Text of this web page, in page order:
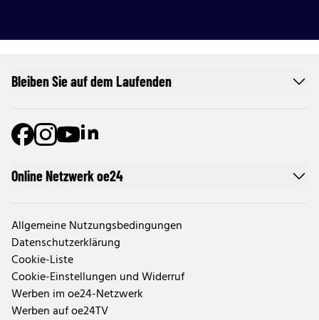
Online Netzwerk oe24
Allgemeine Nutzungsbedingungen
Datenschutzerklärung
Cookie-Liste
Cookie-Einstellungen und Widerruf
Werben im oe24-Netzwerk
Werben auf oe24TV
Bleiben Sie auf dem Laufenden